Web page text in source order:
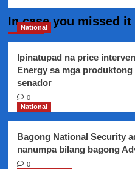
Initial
DOJ
sa
pulisya,
maaaring
In case you missed it
National
Ipinatupad na price
Energy sa mga
senador
0
National
Bagong National Security
nanumpa bilang bagong
0